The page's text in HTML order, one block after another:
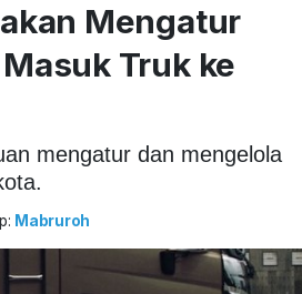
Mengatur
Truk ke
mengatur dan mengelola
Mabruroh